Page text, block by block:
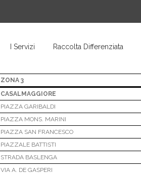
I Servizi Raccolta Differenziata
ZONA 3
CASALMAGGIORE
PIAZZA GARIBALDI
PIAZZA MONS. MARINI
PIAZZA SAN FRANCESCO
PIAZZALE BATTISTI
STRADA BASLENGA
VIA A. DE GASPERI